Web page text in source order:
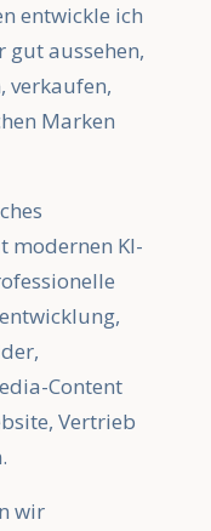
entwickle ich
gut aussehen,
verkaufen,
Marken
modernen KI-
Content
Vertrieb
wir